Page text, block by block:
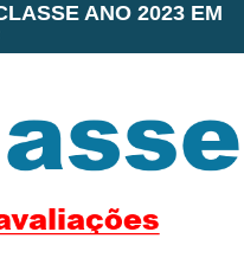
ANO 2023 EM